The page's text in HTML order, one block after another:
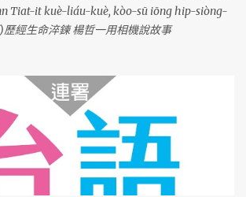
Tiat-it kuè-liáu-kuè, kòo-sū iōng hip-siòng-
經生命淬鍊 楊哲一用相機說故事